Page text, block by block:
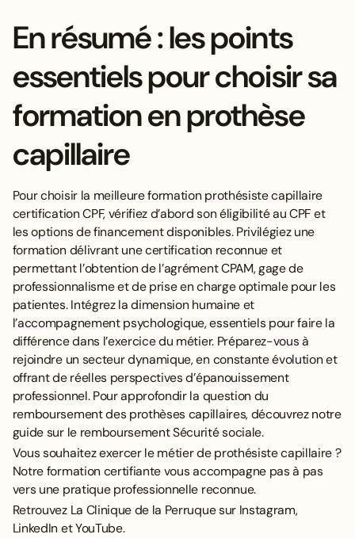
En résumé : les points
essentiels pour choisir sa
formation en prothèse
capillaire
Pour choisir la meilleure formation prothésiste capillaire
certification CPF, vérifiez d’abord son éligibilité au CPF et
les options de financement disponibles. Privilégiez une
formation délivrant une certification reconnue et
permettant l’obtention de l’agrément CPAM, gage de
professionnalisme et de prise en charge optimale pour les
patientes. Intégrez la dimension humaine et
l’accompagnement psychologique, essentiels pour faire la
différence dans l’exercice du métier. Préparez-vous à
rejoindre un secteur dynamique, en constante évolution et
offrant de réelles perspectives d’épanouissement
professionnel. Pour approfondir la question du
remboursement des prothèses capillaires, découvreznotre
guide sur le remboursement Sécurité sociale.
Vous souhaitez exercer le métier de prothésiste capillaire ?
Notre formation certifiantevous accompagne pas à pas
vers une pratique professionnelle reconnue.
Retrouvez La Clinique de la Perruque sur Instagram,
LinkedIn etYouTube.